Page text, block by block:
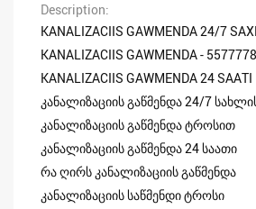
Description
KANALIZACIIS GAWMENDA 24/7
KANALIZACIIS GAWMENDA -
KANALIZACIIS GAWMENDA 24 SAATI
კანალიზაციის გაწმენდა 24/7
კანალიზაციის გაწმენდა ტროსით
კანალიზაციის გაწმენდა 24 საათი
რა ღირს კანალიზაციის გაწმენდა
კანალიზაციის საწმენდი ტროსი